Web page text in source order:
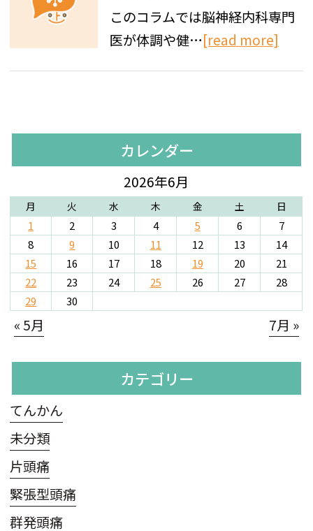
このコラムでは脳神経内科専門
医が体調や健…[read more]
カレンダー
2026年6月
月 火 水 木 金 土 日
1 2 3 4 5 6
7
8
9 10 11 12 13
14
15
16 17 18 19 20
21
22
23 24 25 26 27
28
29
30
« 5月 7月 »
カテゴリー
てんかん
未分類
片頭痛
緊張型頭痛
群発頭痛